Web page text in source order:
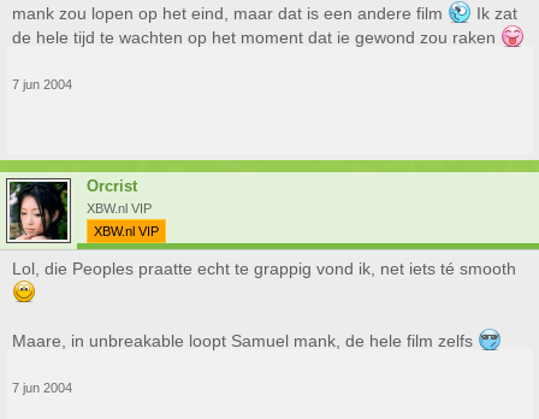
mank zou lopen op het eind, maar dat is een andere film
Ik zat
de hele tijd te wachten op het moment dat ie gewond zou raken
7 jun 2004
Orcrist
XBW.nl VIP
XBW.nl VIP
Lol, die Peoples praatte echt te grappig vond ik, net iets té smooth
Maare, in unbreakable loopt Samuel mank, de hele film zelfs
7 jun 2004